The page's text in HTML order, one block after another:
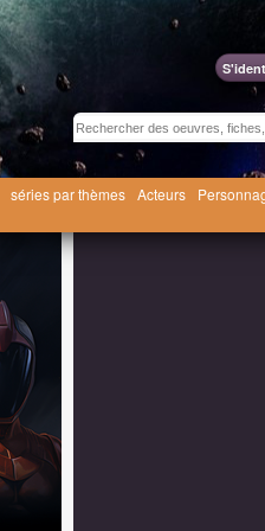
séries par thèmes Acteurs